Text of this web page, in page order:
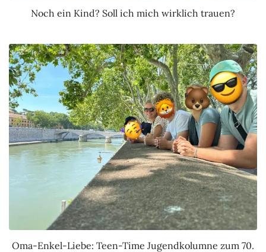
Noch ein Kind? Soll ich mich wirklich trauen?
Oma-Enkel-Liebe: Teen-Time Jugendkolumne zum 70.